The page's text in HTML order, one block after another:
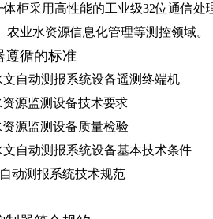
体柜采用高性能的工业级32位通信
农业水资源信息化管理等测控领域。
文自动测报系统设备遥测终端机
资源监测设备技术要求
资源监测设备质量检验
文自动测报系统设备基本技术条件
动测报系统技术规范